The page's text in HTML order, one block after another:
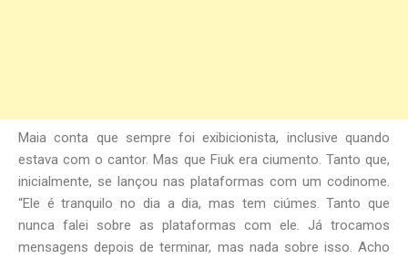
Maia conta que sempre foi exibicionista, inclusive quando
estava com o cantor. Mas que Fiuk era ciumento. Tanto que,
inicialmente, se lançou nas plataformas com um codinome.
“Ele é tranquilo no dia a dia, mas tem ciúmes. Tanto que
nunca falei sobre as plataformas com ele. Já trocamos
mensagens depois de terminar, mas nada sobre isso. Acho